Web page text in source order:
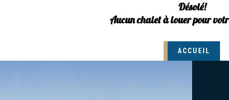
Désolé!
Aucun chalet à louer pour
ACCUEIL